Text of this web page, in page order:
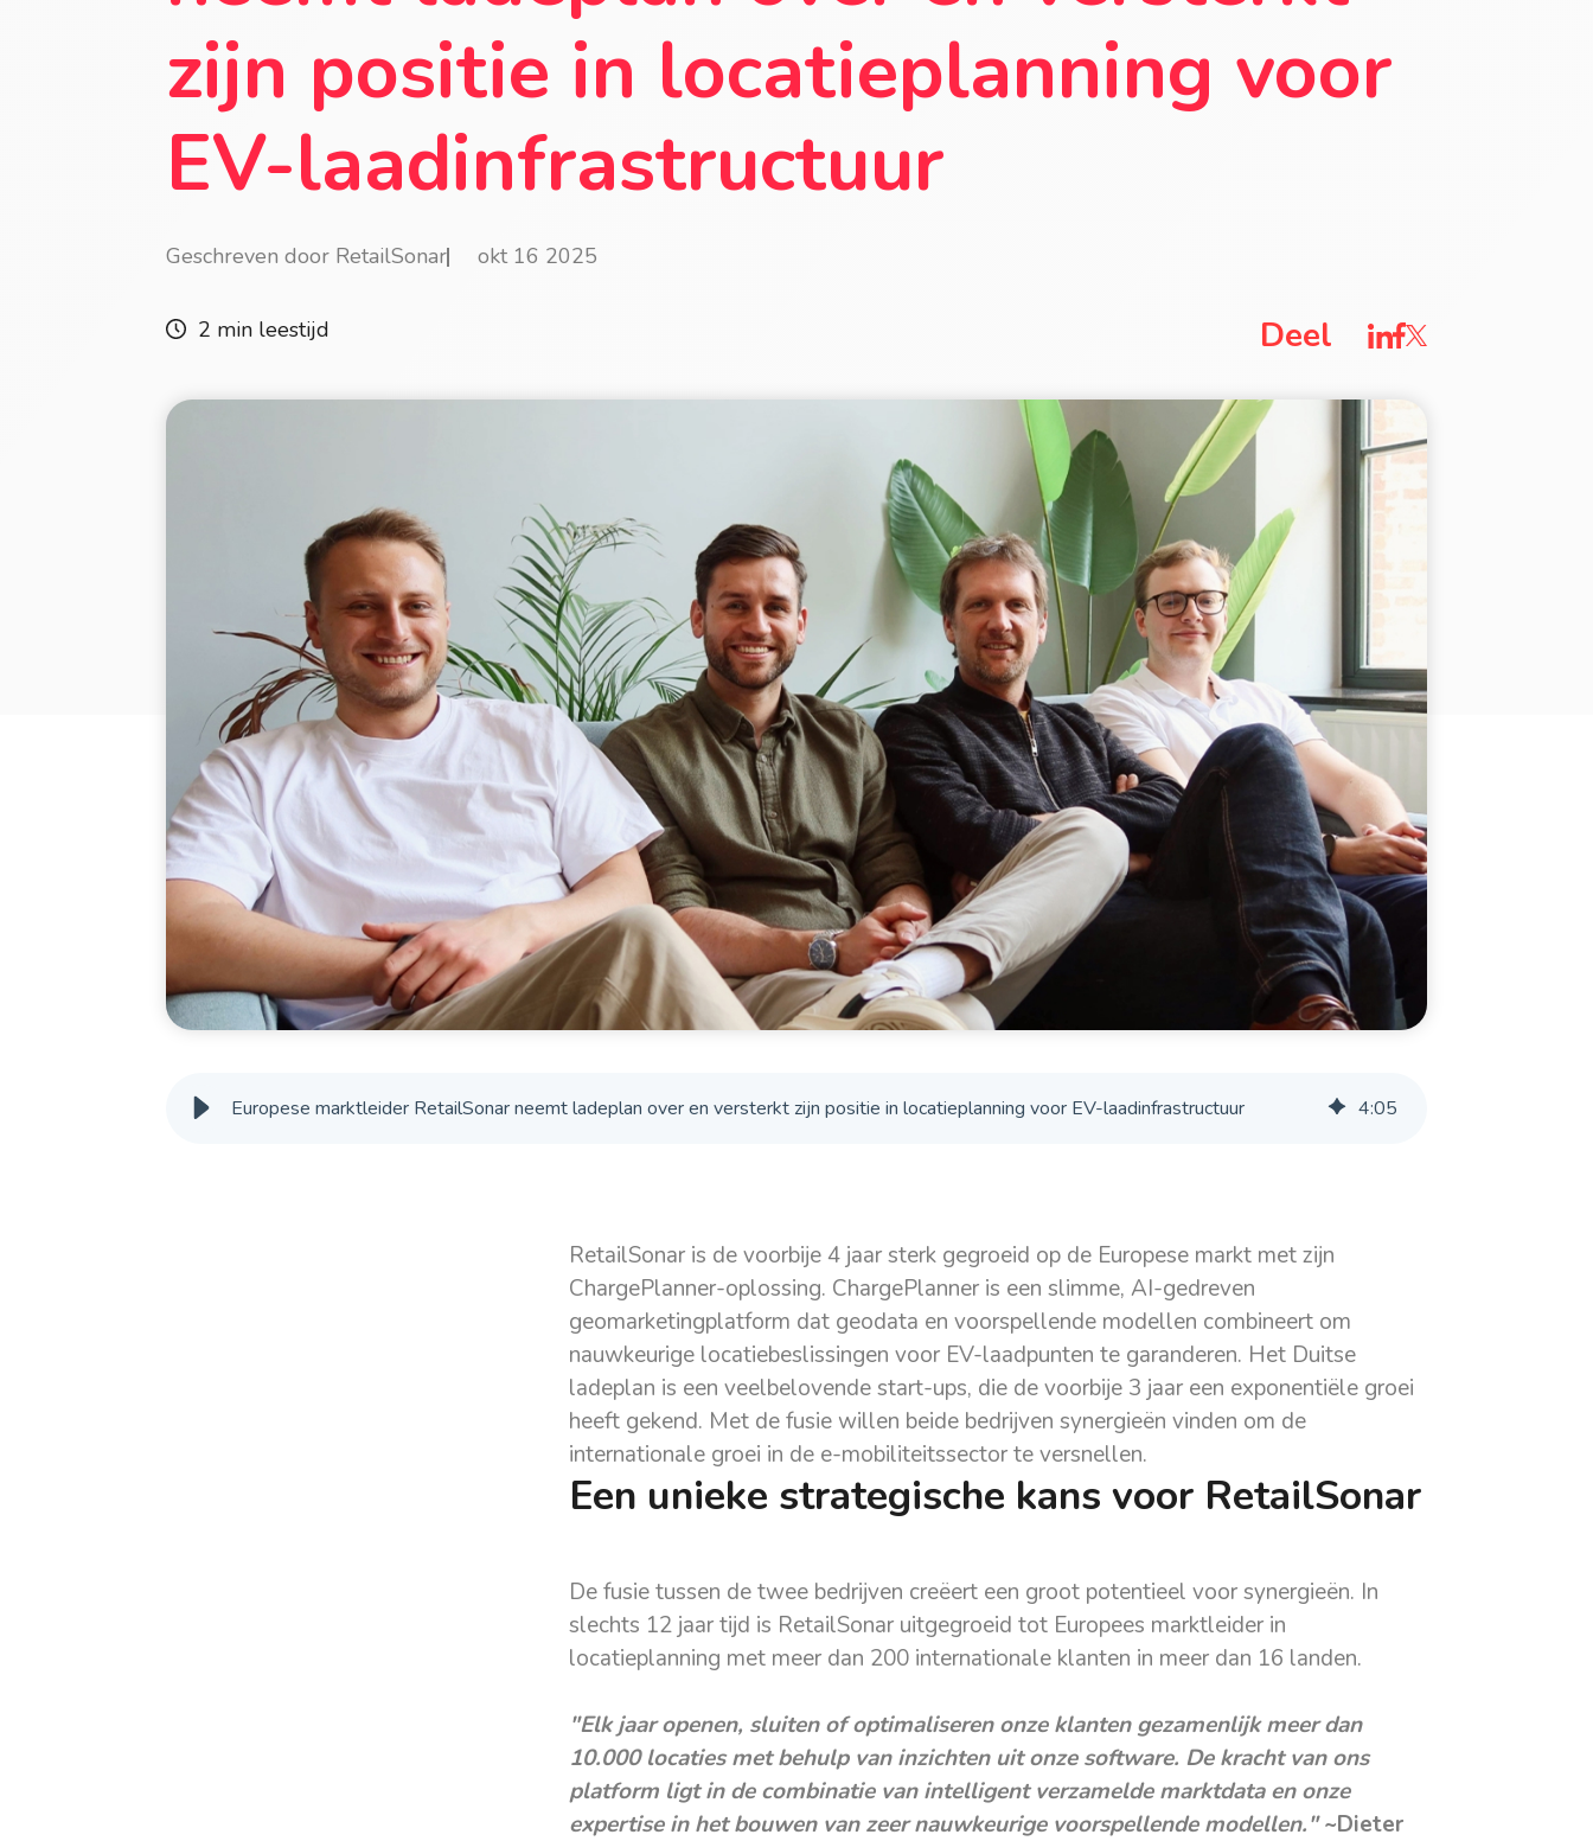
zijn positie in locatieplanning voor
EV-laadinfrastructuur
Geschreven door RetailSonar okt 16 2025
2 min leestijd Deel
Europese marktleider RetailSonar neemt ladeplan over en versterkt zijn positie in locatieplanning voor EV-laadinfrastructuur 4:05
RetailSonar is de voorbije 4 jaar sterk gegroeid op de Europese markt met zijn
ChargePlanner-oplossing. ChargePlanner is een slimme, AI-gedreven
geomarketingplatform dat geodata en voorspellende modellen combineert om
nauwkeurige locatiebeslissingen voor EV-laadpunten te garanderen. Het Duitse
ladeplan is een veelbelovende start-ups, die de voorbije 3 jaar een exponentiële groei
heeft gekend. Met de fusie willen beide bedrijven synergieën vinden om de
internationale groei in de e-mobiliteitssector te versnellen.
Een unieke strategische kans voor RetailSonar
De fusie tussen de twee bedrijven creëert een groot potentieel voor synergieën. In
slechts 12 jaar tijd is RetailSonar uitgegroeid tot Europees marktleider in
locatieplanning met meer dan 200 internationale klanten in meer dan 16 landen.
"Elk jaar openen, sluiten of optimaliseren onze klanten gezamenlijk meer dan
10.000 locaties met behulp van inzichten uit onze software. De kracht van ons
platform ligt in de combinatie van intelligent verzamelde marktdata en onze
expertise in het bouwen van zeer nauwkeurige voorspellende modellen."~Dieter